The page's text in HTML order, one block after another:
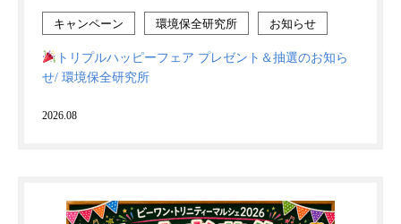
キャンペーン 環境保全研究所 お知らせ
トリプルハッピーフェア プレゼント＆抽選のお知ら
せ/ 環境保全研究所
2026.08